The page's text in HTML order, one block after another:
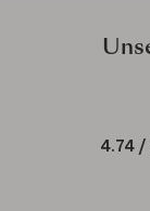
4.74 /